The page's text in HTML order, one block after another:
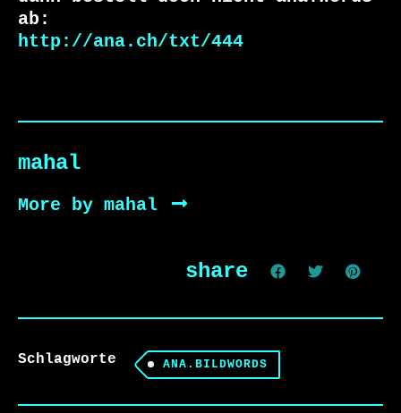
http://ana.ch/txt/444
mahal
More by mahal
share
Schlagworte ANA.BILDWORDS